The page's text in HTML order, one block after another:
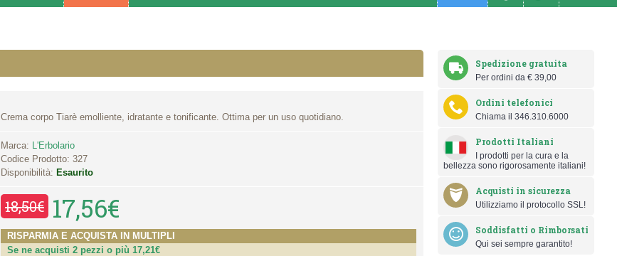
Spedizione gratuita
Per ordini da € 39,00
Ordini telefonici
Chiama il 346.310.6000
Prodotti Italiani
I prodotti per la cura e la
bellezza sono rigorosamente italiani!
Acquisti in sicurezza
Utilizziamo il protocollo SSL!
Soddisfatti o Rimborsati
Qui sei sempre garantito!
Crema corpo Tiarè emolliente, idratante e tonificante. Ottima per un uso quotidiano.
Marca: L'Erbolario
Codice Prodotto: 327
Disponibilità: Esaurito
18,50€ 17,56€
RISPARMIA E ACQUISTA IN MULTIPLI
Se ne acquisti 2 pezzi o più 17,21€